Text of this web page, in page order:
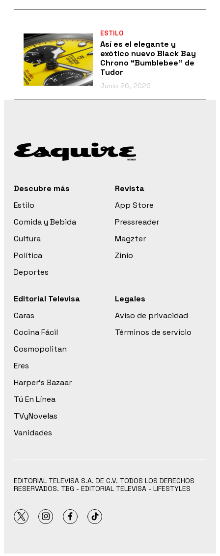
ESTILO
Así es el elegante y
exótico nuevo Black Bay
Chrono “Bumblebee” de
Tudor
Junio 26, 2026
Descubre más
Estilo
Comida y Bebida
Cultura
Política
Deportes
Revista
App Store
Pressreader
Magzter
Zinio
Editorial Televisa
Caras
Cocina Fácil
Cosmopolitan
Eres
Harper’s Bazaar
Tú En Línea
TVyNovelas
Vanidades
Legales
Aviso de privacidad
Términos de servicio
EDITORIAL TELEVISA S.A. DE C.V. TODOS LOS DERECHOS
RESERVADOS. TBG - EDITORIAL TELEVISA - LIFESTYLES
twitterinstagram
facebooktiktok